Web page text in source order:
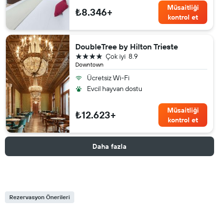
₺8.346+
Müsaitliği
kontrol et
DoubleTree by Hilton Trieste
Downtown
8.9
Çok iyi
4 yıldız
Ücretsiz Wi-Fi
Evcil hayvan dostu
₺12.623+
Müsaitliği
kontrol et
Daha fazla
Rezervasyon Önerileri